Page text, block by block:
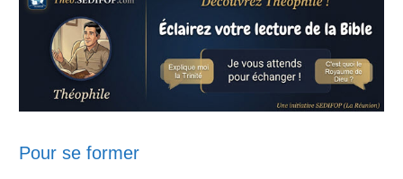
Pour se former